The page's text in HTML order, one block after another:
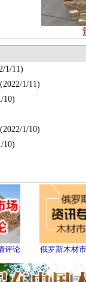
1/11)
(2022/1/11)
10)
(2022/1/10)
10)
评论 俄罗斯木材